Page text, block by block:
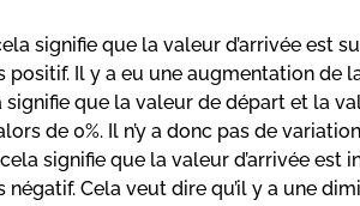
signifie que la valeur d’arrivée est
positif. Il y a eu une augmentation de
signifie que la valeur de départ et la
de 0%. Il n’y a donc pas de
signifie que la valeur d’arrivée est
Cela veut dire qu’il y a une